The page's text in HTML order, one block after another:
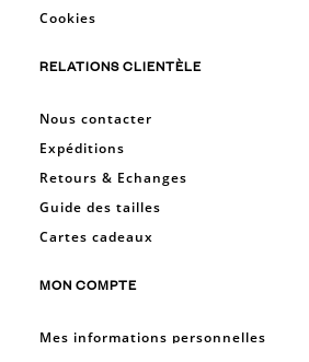
Cookies
RELATIONS CLIENTÈLE
Nous contacter
Expéditions
Retours & Echanges
Guide des tailles
Cartes cadeaux
MON COMPTE
Mes informations personnelles